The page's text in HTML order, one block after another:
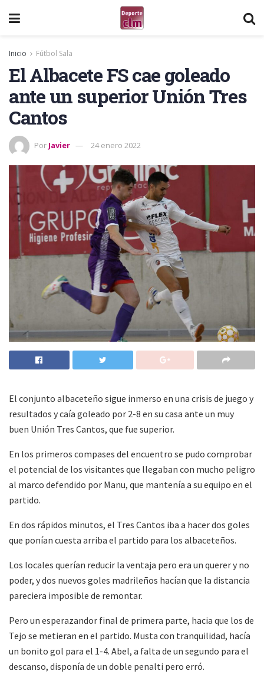
Inicio Fútbol Sala
El Albacete FS cae goleado
ante un superior Unión Tres
Cantos
Por Javier 24 enero 2022
El conjunto albaceteño sigue inmerso en una crisis de juego y
resultados y caía goleado por 2-8 en su casa ante un muy
buen Unión Tres Cantos, que fue superior.
En los primeros compases del encuentro se pudo comprobar
el potencial de los visitantes que llegaban con mucho peligro
al marco defendido por Manu, que mantenía a su equipo en el
partido.
En dos rápidos minutos, el Tres Cantos iba a hacer dos goles
que ponían cuesta arriba el partido para los albaceteños.
Los locales querían reducir la ventaja pero era un querer y no
poder, y dos nuevos goles madrileños hacían que la distancia
pareciera imposible de remontar.
Pero un esperazandor final de primera parte, hacia que los de
Tejo se metieran en el partido. Musta con tranquilidad, hacía
un bonito gol para el 1-4. Abel, a falta de un segundo para el
descanso, disponía de un doble penalti pero erró.